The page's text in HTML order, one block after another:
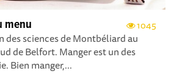
1045
menu
sciences de Montbéliard au
de Belfort. Manger est un des
Bien manger,...